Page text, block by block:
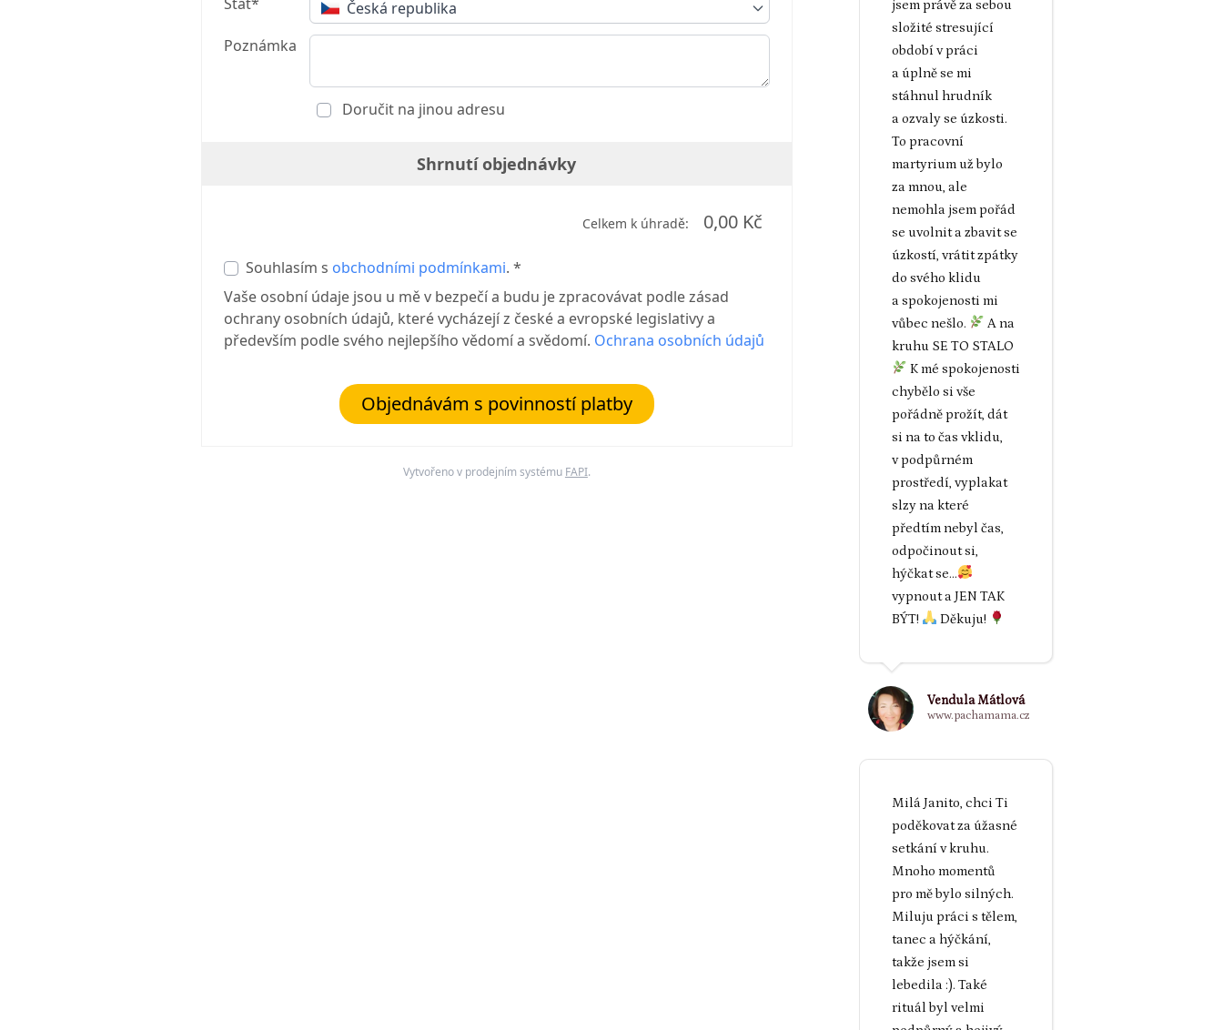
Česká republika
Poznámka
Doručit na jinou adresu
Shrnutí objednávky
Celkem k úhradě: 0,00 Kč
Souhlasím s obchodními podmínkami. *
Vaše osobní údaje jsou u mě v bezpečí a budu je zpracovávat podle zásad
ochrany osobních údajů, které vycházejí z české a evropské legislativy a
především podle svého nejlepšího vědomí a svědomí. Ochrana osobních údajů
Objednávám s povinností platby
Vytvořeno v prodejním systému FAPI.
jsem právě za sebou
složité stresující
období v práci
a úplně se mi
stáhnul hrudník
a ozvaly se úzkosti.
To pracovní
martyrium už bylo
za mnou, ale
nemohla jsem pořád
se uvolnit a zbavit se
úzkostí, vrátit zpátky
do svého klidu
a spokojenosti mi
vůbec nešlo.
A na
kruhu SE TO STALO
K mé spokojenosti
chybělo si vše
pořádně prožít, dát
si na to čas vklidu,
v podpůrném
prostředí, vyplakat
slzy na které
předtím nebyl čas,
odpočinout si,
hýčkat se...
vypnout a JEN TAK
BÝT!
Děkuju!
Vendula Mátlová
www.pachamama.cz
Milá Janito, chci Ti
poděkovat za úžasné
setkání v kruhu.
Mnoho momentů
pro mě bylo silných.
Miluju práci s tělem,
tanec a hýčkání,
takže jsem si
lebedila :). Také
rituál byl velmi